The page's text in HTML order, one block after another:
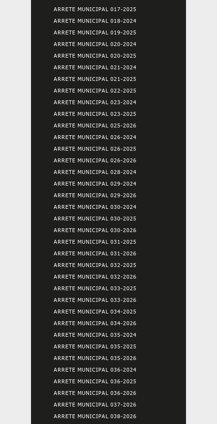
ARRETE MUNICIPAL 017-2025
ARRETE MUNICIPAL 018-2024
ARRETE MUNICIPAL 019-2025
ARRETE MUNICIPAL 020-2024
ARRETE MUNICIPAL 020-2025
ARRETE MUNICIPAL 021-2024
ARRETE MUNICIPAL 021-2025
ARRETE MUNICIPAL 022-2025
ARRETE MUNICIPAL 023-2024
ARRETE MUNICIPAL 023-2025
ARRETE MUNICIPAL 025-2026
ARRETE MUNICIPAL 026-2024
ARRETE MUNICIPAL 026-2025
ARRETE MUNICIPAL 026-2026
ARRETE MUNICIPAL 028-2024
ARRETE MUNICIPAL 029-2024
ARRETE MUNICIPAL 029-2026
ARRETE MUNICIPAL 030-2024
ARRETE MUNICIPAL 030-2025
ARRETE MUNICIPAL 030-2026
ARRETE MUNICIPAL 031-2025
ARRETE MUNICIPAL 031-2026
ARRETE MUNICIPAL 032-2025
ARRETE MUNICIPAL 032-2026
ARRETE MUNICIPAL 033-2025
ARRETE MUNICIPAL 033-2026
ARRETE MUNICIPAL 034-2025
ARRETE MUNICIPAL 034-2026
ARRETE MUNICIPAL 035-2024
ARRETE MUNICIPAL 035-2025
ARRETE MUNICIPAL 035-2026
ARRETE MUNICIPAL 036-2024
ARRETE MUNICIPAL 036-2025
ARRETE MUNICIPAL 036-2026
ARRETE MUNICIPAL 037-2026
ARRETE MUNICIPAL 038-2026